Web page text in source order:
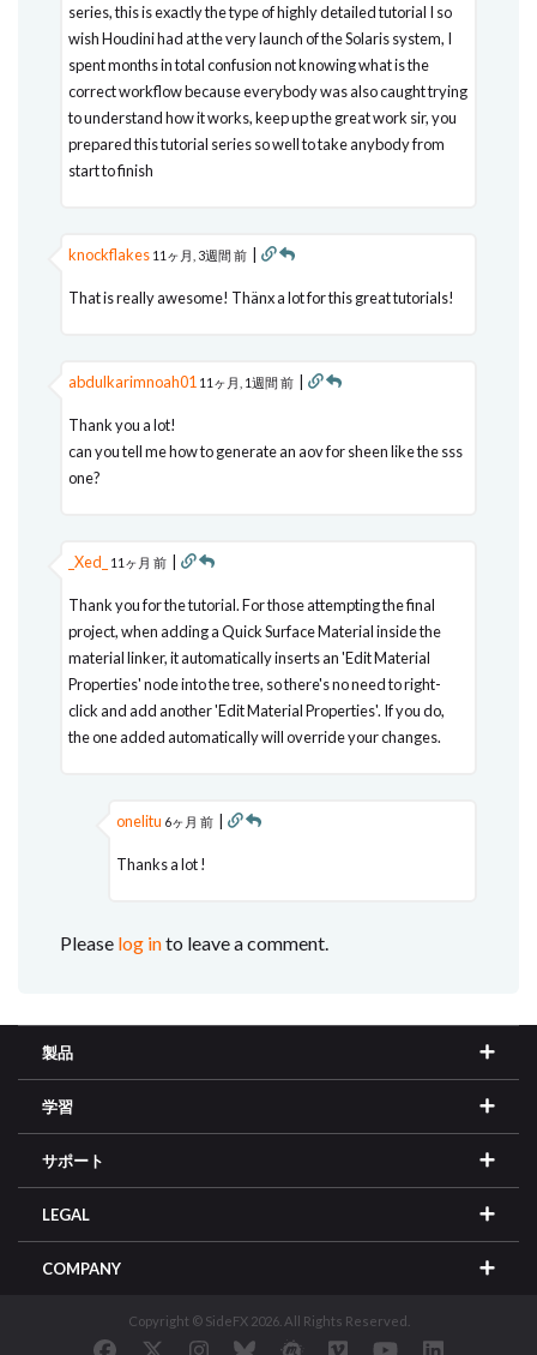
series, this is exactly the type of highly detailed tutorial I so
wish Houdini had at the very launch of the Solaris system, I
spent months in total confusion not knowing what is the
correct workflow because everybody was also caught trying
to understand how it works, keep up the great work sir, you
prepared this tutorial series so well to take anybody from
start to finish
knockflakes 11ヶ月, 3週間 前 |
That is really awesome! Thänx a lot for this great tutorials!
abdulkarimnoah01 11ヶ月, 1週間 前 |
Thank you a lot!
can you tell me how to generate an aov for sheen like the sss
one?
_Xed_ 11ヶ月 前 |
Thank you for the tutorial. For those attempting the final
project, when adding a Quick Surface Material inside the
material linker, it automatically inserts an 'Edit Material
Properties' node into the tree, so there's no need to right-
click and add another 'Edit Material Properties'. If you do,
the one added automatically will override your changes.
onelitu 6ヶ月 前 |
Thanks a lot !
Please log into leave a comment.
製品
学習
サポート
LEGAL
COMPANY
Copyright © SideFX 2026. All Rights Reserved.